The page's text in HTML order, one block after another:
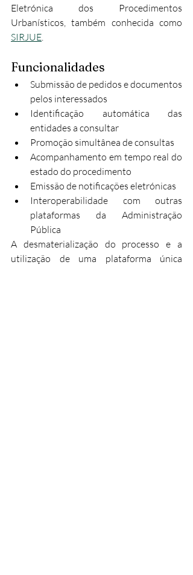
Eletrónica dos Procedimentos
SIRJUE.​​
Funcionalidades
Submissão de pedidos e documentos
pelos interessados
Identificação automática das
entidades a consultar
Promoção simultânea de consultas
Acompanhamento em tempo real do
estado do procedimento
Emissão de notificações eletrónicas
Interoperabilidade com outras
plataformas da Administração
Pública
A desmaterialização do processo e a
utilização de uma plataforma única